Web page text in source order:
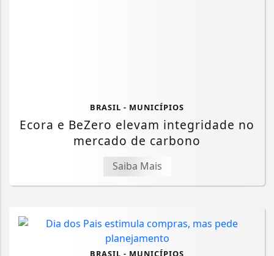
BRASIL - MUNICÍPIOS
Ecora e BeZero elevam integridade no
mercado de carbono
Saiba Mais
BRASIL - MUNICÍPIOS